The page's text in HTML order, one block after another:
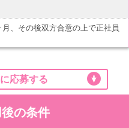
、その後双方合意の上で正社員
応募する
の条件